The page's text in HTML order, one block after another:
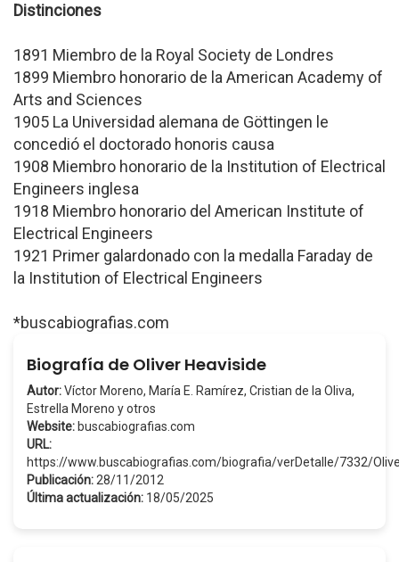
Distinciones
1891 Miembro de la Royal Society de Londres
1899 Miembro honorario de la American Academy of
Arts and Sciences
1905 La Universidad alemana de Göttingen le
concedió el doctorado honoris causa
1908 Miembro honorario de la Institution of Electrical
Engineers inglesa
1918 Miembro honorario del American Institute of
Electrical Engineers
1921 Primer galardonado con la medalla Faraday de
la Institution of Electrical Engineers
*buscabiografias.com
Biografía de Oliver Heaviside
Autor:Víctor Moreno, María E. Ramírez, Cristian de la Oliva,
Estrella Moreno y otros
Website: buscabiografias.com
URL:
https://www.buscabiografias.com/biografia/verDetalle/7332/
Publicación: 28/11/2012
Última actualización: 18/05/2025